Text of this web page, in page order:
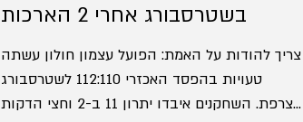
בשטרסבורג אחרי 2 הארכות
צריך להודות על האמת: הפועל עצמון חולון עשתה
טעויות בהפסד האכזרי 112:110 לשטרסבורג
בצרפת. השחקנים איבדו יתרון 11 ב-2 וחצי הדקות